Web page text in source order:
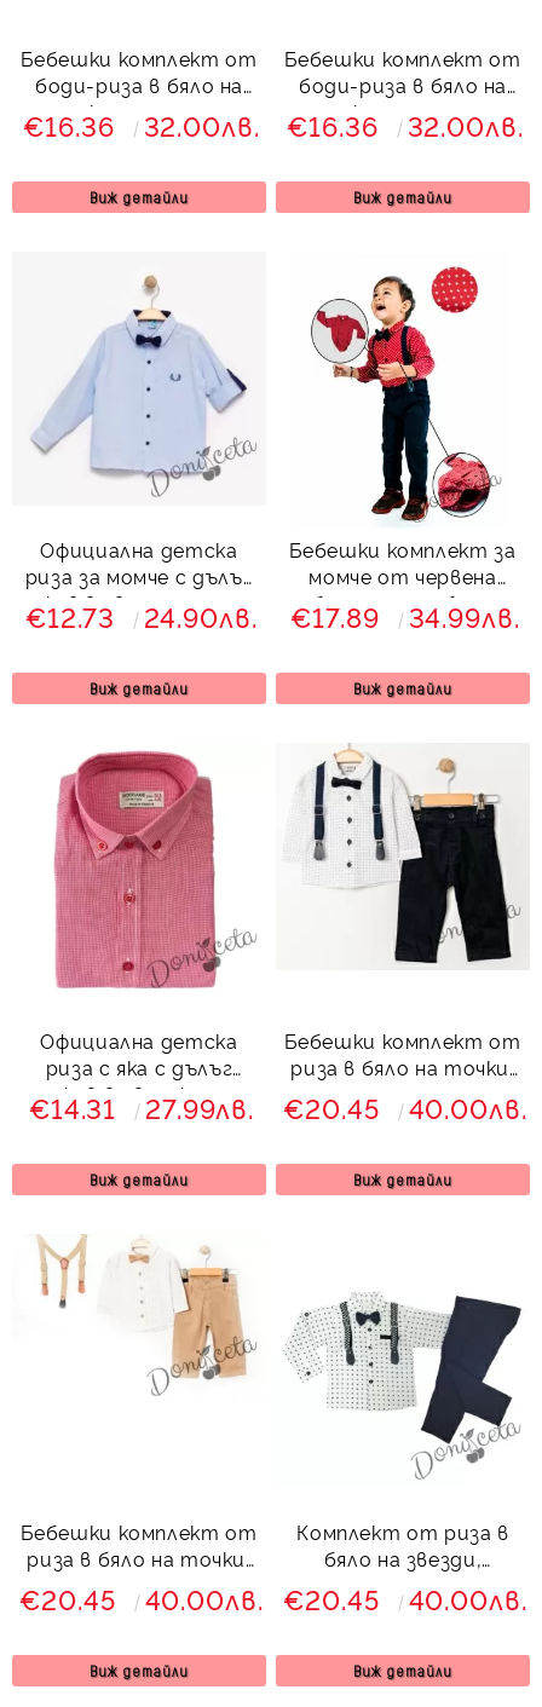
Бебешки комплект от
боди-риза в бяло на
точки, панталон,
тиранти и папийонка
768347489
€16.36 32.00лв.
Виж детайли
Бебешки комплект от
боди-риза в бяло на
точки, панталон,
тиранти и папийонка
€16.36 32.00лв.
Виж детайли
Официална детска
риза за момче с дълъг
ръкав в светлосиньо с
тъмносиня папийонка
€12.73 24.90лв.
Виж детайли
Бебешки комплект за
момче от червена
боди-риза с бели
елементи, панталон с
в тъмносиньо
€17.89 34.99лв.
Виж детайли
Официална детска
риза с яка с дълъг
ръкав в цвят корал
€14.31 27.99лв.
Виж детайли
Бебешки комплект от
риза в бяло на точки,
панталон, тиранти и
папийонка в
€20.45 40.00лв.
Виж детайли
Бебешки комплект от
риза в бяло на точки,
панталон, тиранти и
папийонка в бежово
€20.45 40.00лв.
Виж детайли
Комплект от риза в
бяло на звезди,
панталони, тиранти
и папийонка в
€20.45 40.00лв.
Виж детайли